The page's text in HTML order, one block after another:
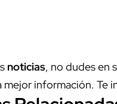
noticias, no dudes en
mejor información. Te